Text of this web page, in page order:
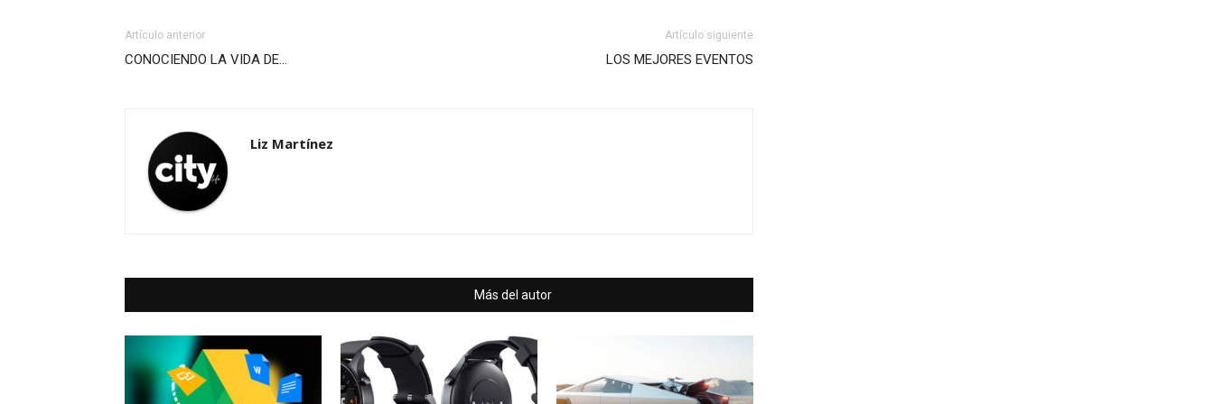
Artículo anterior
CONOCIENDO LA VIDA DE…
Artículo siguiente
LOS MEJORES EVENTOS
Liz Martínez
Más del autor